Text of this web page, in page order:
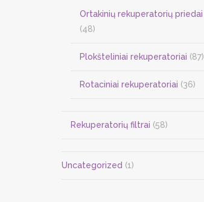
Ortakinių rekuperatorių priedai
(48)
Plokšteliniai rekuperatoriai (87)
Rotaciniai rekuperatoriai (36)
Rekuperatorių filtrai (58)
Uncategorized (1)